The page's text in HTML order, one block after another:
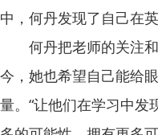
中，何丹发现了自己在
何丹把老师的关注和
今，她也希望自己能给
量。“让他们在学习中发